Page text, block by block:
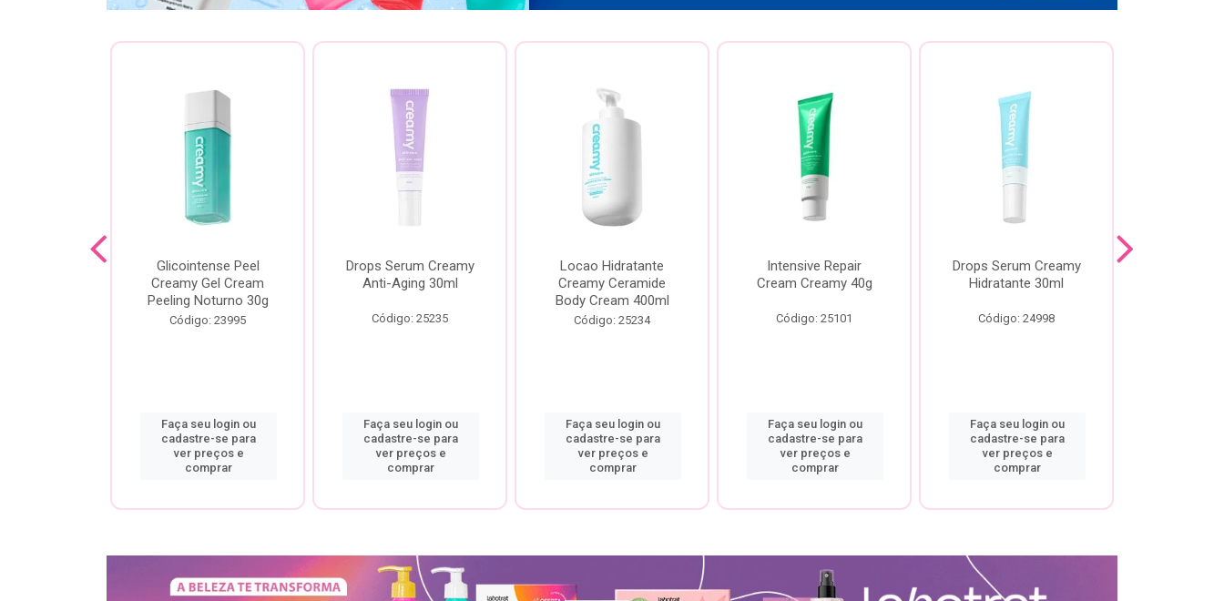
Glicointense Peel
Creamy Gel Cream
Peeling Noturno 30g
Código: 23995
Faça seu login ou
cadastre-se para
ver preços e
comprar
Drops Serum Creamy
Anti-Aging 30ml
Código: 25235
Faça seu login ou
cadastre-se para
ver preços e
comprar
Locao Hidratante
Creamy Ceramide
Body Cream 400ml
Código: 25234
Faça seu login ou
cadastre-se para
ver preços e
comprar
Intensive Repair
Cream Creamy 40g
Código: 25101
Faça seu login ou
cadastre-se para
ver preços e
comprar
Drops Serum Creamy
Hidratante 30ml
Código: 24998
Faça seu login ou
cadastre-se para
ver preços e
comprar